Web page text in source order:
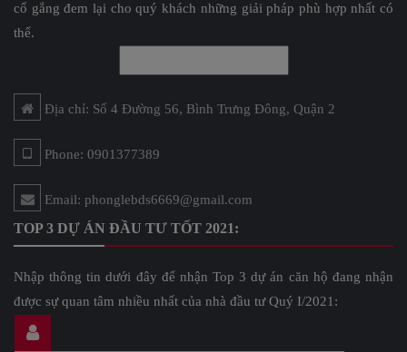
cố gắng đem lại cho quý khách những giải pháp phù hợp nhất có
thể.
Địa chỉ: Số 4 Đường 56, Bình Trưng Đông, Quận 2
Phone: 0901377389
Email: phonglebds6669@gmail.com
TOP 3 DỰ ÁN ĐẦU TƯ TỐT 2021:
Nhập thông tin dưới đây để nhận Top 3 dự án căn hộ đang nhận
được sự quan tâm nhiều nhất của nhà đầu tư Quý I/2021: